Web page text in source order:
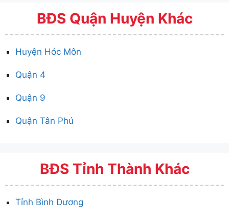
BĐS Quận Huyện Khác
Huyện Hóc Môn
Quận 4
Quận 9
Quận Tân Phú
BĐS Tỉnh Thành Khác
Tỉnh Bình Dương